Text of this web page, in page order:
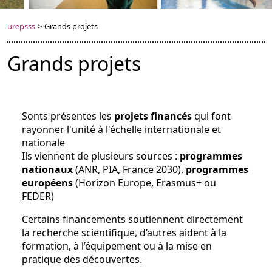
urepsss > Grands projets
Grands projets
Sonts présentes les projets financésqui font
rayonner l'unité à l'échelle internationale et
nationale
Ils viennent de plusieurs sources : programmes
nationaux(ANR, PIA, France 2030), programmes
européens(Horizon Europe, Erasmus+ ou
FEDER)
Certains financements soutiennent directement
la recherche scientifique, d’autres aident à la
formation, à l’équipement ou à la mise en
pratique des découvertes.